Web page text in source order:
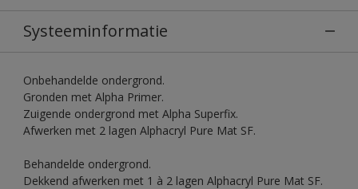
Systeeminformatie
Onbehandelde ondergrond.
Gronden met Alpha Primer.
Zuigende ondergrond met Alpha Superfix.
Afwerken met 2 lagen Alphacryl Pure Mat SF.
Behandelde ondergrond.
Dekkend afwerken met 1 à 2 lagen Alphacryl Pure Mat SF.